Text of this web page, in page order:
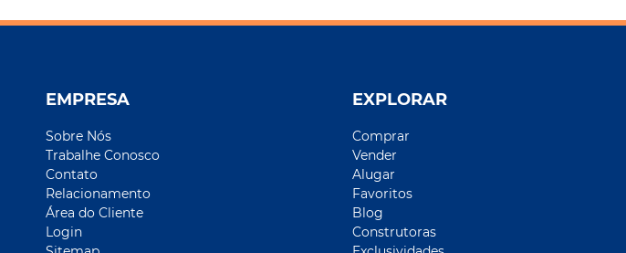
EMPRESA
Sobre Nós
Trabalhe Conosco
Contato
Relacionamento
Área do Cliente
Login
EXPLORAR
Comprar
Vender
Alugar
Favoritos
Blog
Construtoras